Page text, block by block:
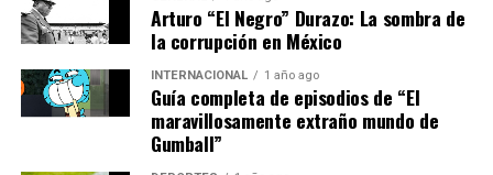
de Madrid.
Soluciones y el Futuro de la
Energía en Europa
Arturo “El Negro” Durazo: La sombra de
la corrupción en México
INTERNACIONAL 1 año ago
Guía completa de episodios de “El
maravillosamente extraño mundo de
Gumball”